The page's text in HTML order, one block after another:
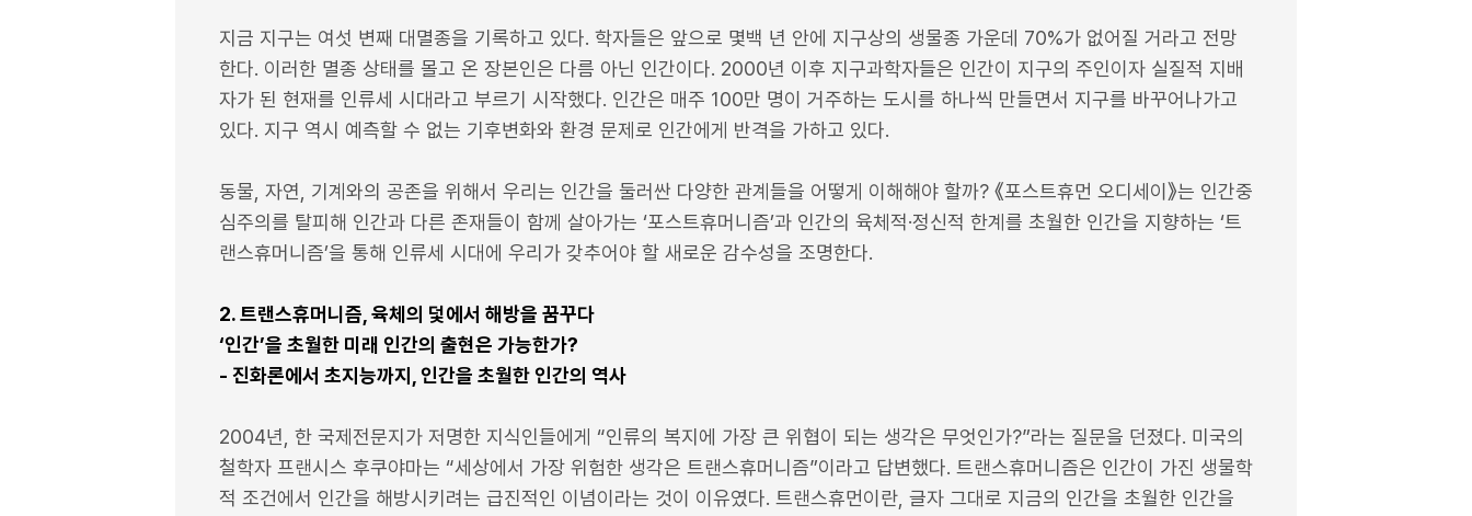
지금 지구는 여섯 변째 대멸종을 기록하고 있다. 학자들은 앞으로 몇백 년 안에 지구상의 생물종 가운데 70%가 없어질 거라고 전망
한다. 이러한 멸종 상태를 몰고 온 장본인은 다름 아닌 인간이다. 2000년 이후 지구과학자들은 인간이 지구의 주인이자 실질적 지배
자가 된 현재를 인류세 시대라고 부르기 시작했다. 인간은 매주 100만 명이 거주하는 도시를 하나씩 만들면서 지구를 바꾸어나가고
있다. 지구 역시 예측할 수 없는 기후변화와 환경 문제로 인간에게 반격을 가하고 있다.
동물, 자연, 기계와의 공존을 위해서 우리는 인간을 둘러싼 다양한 관계들을 어떻게 이해해야 할까? 《포스트휴먼 오디세이》는 인간중
심주의를 탈피해 인간과 다른 존재들이 함께 살아가는 ‘포스트휴머니즘’과 인간의 육체적·정신적 한계를 초월한 인간을 지향하는 ‘트
랜스휴머니즘’을 통해 인류세 시대에 우리가 갖추어야 할 새로운 감수성을 조명한다.
2. 트랜스휴머니즘, 육체의 덫에서 해방을 꿈꾸다
‘인간’을 초월한 미래 인간의 출현은 가능한가?
- 진화론에서 초지능까지, 인간을 초월한 인간의 역사
2004년, 한 국제전문지가 저명한 지식인들에게 “인류의 복지에 가장 큰 위협이 되는 생각은 무엇인가?”라는 질문을 던졌다. 미국의
철학자 프랜시스 후쿠야마는 “세상에서 가장 위험한 생각은 트랜스휴머니즘”이라고 답변했다. 트랜스휴머니즘은 인간이 가진 생물학
적 조건에서 인간을 해방시키려는 급진적인 이념이라는 것이 이유였다. 트랜스휴먼이란, 글자 그대로 지금의 인간을 초월한 인간을